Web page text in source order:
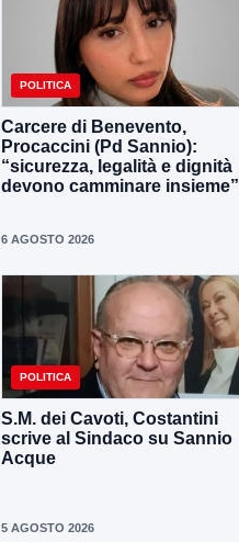
POLITICA
Carcere di Benevento,
Procaccini (Pd Sannio):
“sicurezza, legalità e dignità
devono camminare insieme”
6 AGOSTO 2026
POLITICA
S.M. dei Cavoti, Costantini
scrive al Sindaco su Sannio
Acque
5 AGOSTO 2026